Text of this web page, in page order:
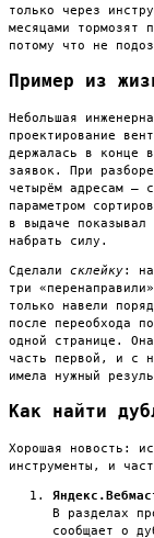
только через
месяцами тормозят
потому что не
Пример из
Небольшая
проектирование
держалась в конце
заявок. При
четырём адресам —
параметром
в выдаче
набрать силу.
Сделали склейку:
три
только навели
после переобхода
одной странице.
часть первой, и с
имела нужный
Как найти
Хорошая новость:
инструменты, и
В разделах
сообщает о